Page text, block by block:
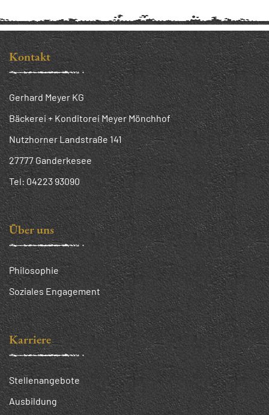
Kontakt
Gerhard Meyer KG
Bäckerei + Konditorei Meyer Mönchhof
Nutzhorner Landstraße 141
27777 Ganderkesee
Tel: 04223 93090
Über uns
Philosophie
Soziales Engagement
Karriere
Stellenangebote
Ausbildung